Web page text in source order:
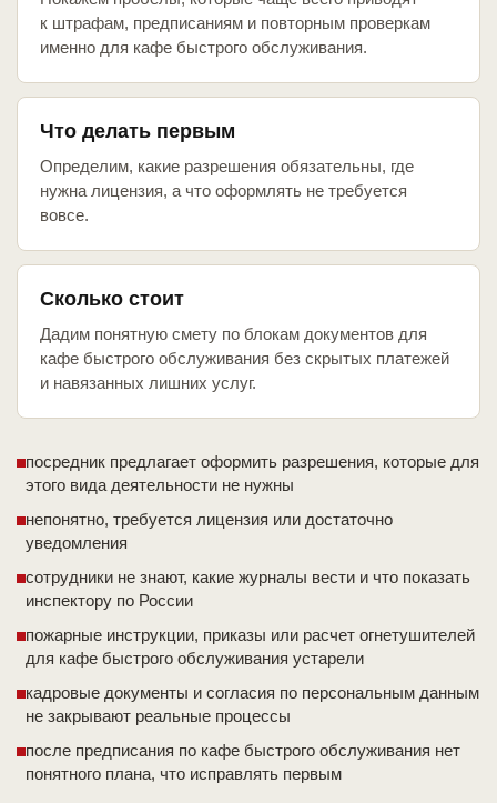
к штрафам, предписаниям и повторным проверкам
именно для кафе быстрого обслуживания.
Что делать первым
Определим, какие разрешения обязательны, где
нужна лицензия, а что оформлять не требуется
вовсе.
Сколько стоит
Дадим понятную смету по блокам документов для
кафе быстрого обслуживания без скрытых платежей
и навязанных лишних услуг.
посредник предлагает оформить разрешения, которые для
этого вида деятельности не нужны
непонятно, требуется лицензия или достаточно
уведомления
сотрудники не знают, какие журналы вести и что показать
инспектору по России
пожарные инструкции, приказы или расчет огнетушителей
для кафе быстрого обслуживания устарели
кадровые документы и согласия по персональным данным
не закрывают реальные процессы
после предписания по кафе быстрого обслуживания нет
понятного плана, что исправлять первым